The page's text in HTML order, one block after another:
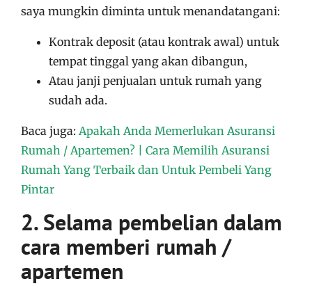
saya mungkin diminta untuk menandatangani:
Kontrak deposit (atau kontrak awal) untuk
tempat tinggal yang akan dibangun,
Atau janji penjualan untuk rumah yang
sudah ada.
Baca juga: Apakah Anda Memerlukan Asuransi
Rumah / Apartemen? | Cara Memilih Asuransi
Rumah Yang Terbaik dan Untuk Pembeli Yang
Pintar
2. Selama pembelian dalam
cara memberi rumah /
apartemen